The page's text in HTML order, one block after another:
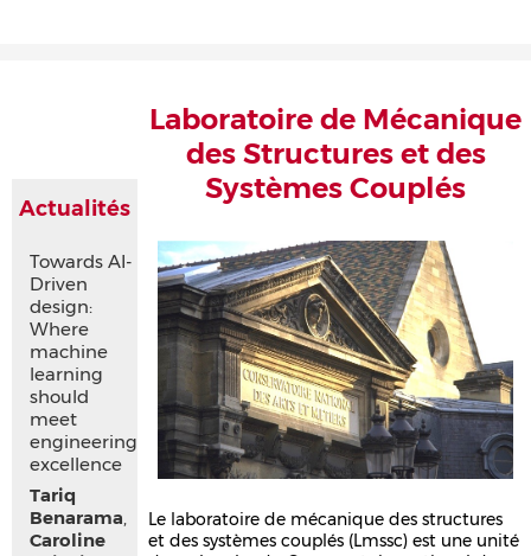
Laboratoire de Mécanique
des Structures et des
Systèmes Couplés
Le laboratoire de mécanique des structures
et des systèmes couplés (Lmssc) est une unité
Actualités
Towards AI-
Driven
design:
Where
machine
learning
should
meet
engineering
excellence
Tariq
Benarama,
Caroline